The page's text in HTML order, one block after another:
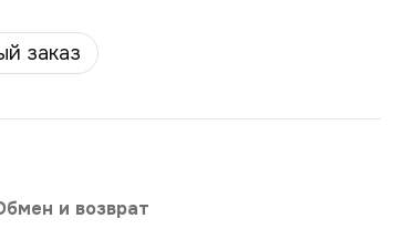
заказ
и возврат